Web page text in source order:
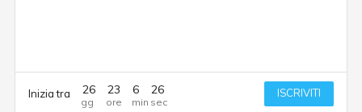
Inizia tra 26 23 6 26 ISCRIVITI